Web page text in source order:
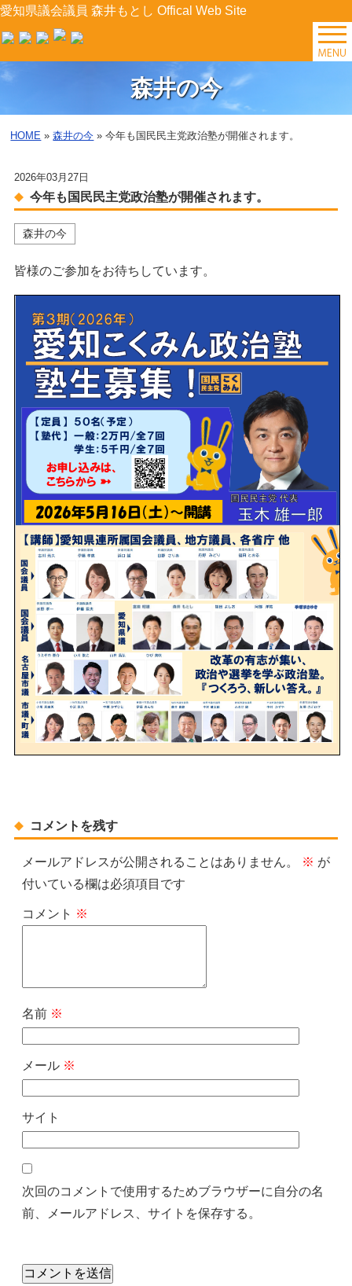
愛知県議会議員 森井もとし Offical Web Site
TOP
森井の今
プロフィール
森井の提案
県政レポート
森井の今
HOME »森井の今 » 今年も国民民主党政治塾が開催されます。
2026年03月27日
今年も国民民主党政治塾が開催されます。
森井の今
皆様のご参加をお待ちしています。
コメントを残す
メールアドレスが公開されることはありません。 ※ が
付いている欄は必須項目です
コメント ※
名前 ※
メール ※
サイト
次回のコメントで使用するためブラウザーに自分の名
前、メールアドレス、サイトを保存する。